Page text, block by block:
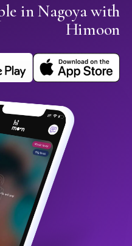
in Nagoya with
Himoon